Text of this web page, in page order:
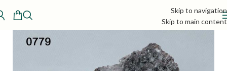
Skip to navigation
Skip to main content